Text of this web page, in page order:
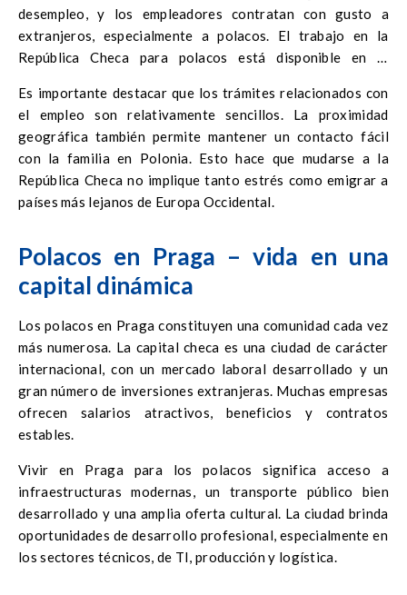
desempleo, y los empleadores contratan con gusto a
extranjeros, especialmente a polacos. El trabajo en la
República Checa para polacos está disponible en la
sector servicios.
Es importante destacar que los trámites relacionados con
el empleo son relativamente sencillos. La proximidad
geográfica también permite mantener un contacto fácil
con la familia en Polonia. Esto hace que mudarse a la
República Checa no implique tanto estrés como emigrar a
países más lejanos de Europa Occidental.
Polacos en Praga – vida en una
capital dinámica
Los polacos en Praga constituyen una comunidad cada vez
más numerosa. La capital checa es una ciudad de carácter
internacional, con un mercado laboral desarrollado y un
gran número de inversiones extranjeras. Muchas empresas
ofrecen salarios atractivos, beneficios y contratos
estables.
Vivir en Praga para los polacos significa acceso a
infraestructuras modernas, un transporte público bien
desarrollado y una amplia oferta cultural. La ciudad brinda
oportunidades de desarrollo profesional, especialmente en
los sectores técnicos, de TI, producción y logística.